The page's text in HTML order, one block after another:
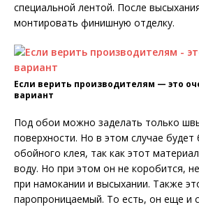
специальной лентой. После
монтировать финишную отделку.
Если верить производителям — это
вариант
Под обои можно заделать только
поверхности. Но в этом случае
обойного клея, так как этот
воду. Но при этом он не коробится,
при намокании и высыхании. Также
паропроницаемый. То есть, он еще и